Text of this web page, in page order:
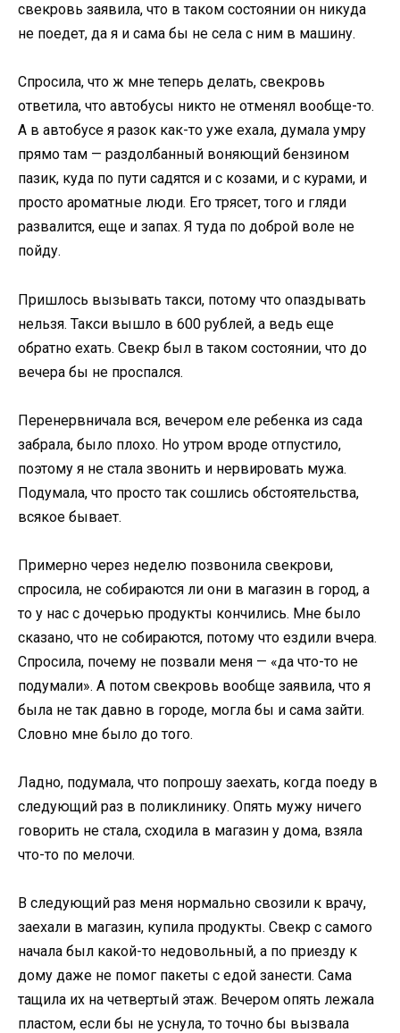
свекровь заявила, что в таком состоянии он никуда
не поедет, да я и сама бы не села с ним в машину.
Спросила, что ж мне теперь делать, свекровь
ответила, что автобусы никто не отменял вообще-то.
А в автобусе я разок как-то уже ехала, думала умру
прямо там — раздолбанный воняющий бензином
пазик, куда по пути садятся и с козами, и с курами, и
просто ароматные люди. Его трясет, того и гляди
развалится, еще и запах. Я туда по доброй воле не
пойду.
Пришлось вызывать такси, потому что опаздывать
нельзя. Такси вышло в 600 рублей, а ведь еще
обратно ехать. Свекр был в таком состоянии, что до
вечера бы не проспался.
Перенервничала вся, вечером еле ребенка из сада
забрала, было плохо. Но утром вроде отпустило,
поэтому я не стала звонить и нервировать мужа.
Подумала, что просто так сошлись обстоятельства,
всякое бывает.
Примерно через неделю позвонила свекрови,
спросила, не собираются ли они в магазин в город, а
то у нас с дочерью продукты кончились. Мне было
сказано, что не собираются, потому что ездили вчера.
Спросила, почему не позвали меня — «да что-то не
подумали». А потом свекровь вообще заявила, что я
была не так давно в городе, могла бы и сама зайти.
Словно мне было до того.
Ладно, подумала, что попрошу заехать, когда поеду в
следующий раз в поликлинику. Опять мужу ничего
говорить не стала, сходила в магазин у дома, взяла
что-то по мелочи.
В следующий раз меня нормально свозили к врачу,
заехали в магазин, купила продукты. Свекр с самого
начала был какой-то недовольный, а по приезду к
дому даже не помог пакеты с едой занести. Сама
тащила их на четвертый этаж. Вечером опять лежала
пластом, если бы не уснула, то точно бы вызвала